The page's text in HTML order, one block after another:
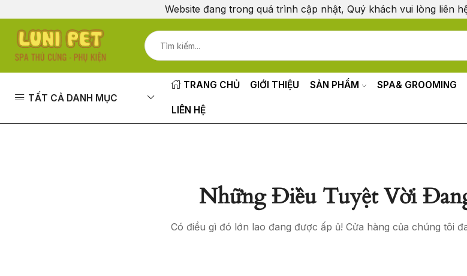
Website đang trong quá trình cập nhật, Quý khách vui lòng liên
TẤT CẢ DANH MỤC
TRANG CHỦ GIỚI THIỆU SẢN PHẨM SPA& GROOMING
LIÊN HỆ
Những Điều Tuyệt Vời
Có điều gì đó lớn lao đang được ấp ủ! Cửa hàng của chúng tôi